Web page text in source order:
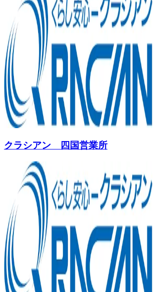
クラシアン 四国営業所